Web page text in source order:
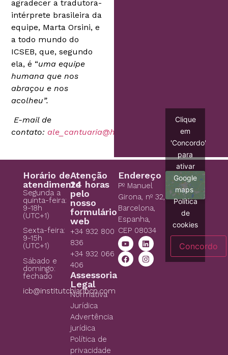
agradecer a tradutora-
intérprete brasileira da
equipe, Marta Orsini, e
a todo mundo do
ICSEB, que, segundo
ela, é “uma equipe
humana que nos
abraçou e nos
acolheu”.
E-mail de
contato: ale_cantuaria@hotmail.com
Horário de
atendimento
Segunda a
quinta-feira:
9-18h
(UTC+1)
Sexta-feira:
9-15h
(UTC+1)
Sábado e
domingo:
fechado
icb@institutchiaribcn.com
Atenção
24 horas
pelo
nosso
formulário
web
+34 932 800
836
+34 932 066
406
Assessoria
Legal
Normativa
Jurídica
Advertência
jurídica
Política de
privacidade
Endereço
Pº Manuel
Girona, nº 32,
Barcelona,
Espanha,
CEP 08034
Clique
em
'Concordo'
para
ativar
Google
maps
Política
de
cookies
Concordo